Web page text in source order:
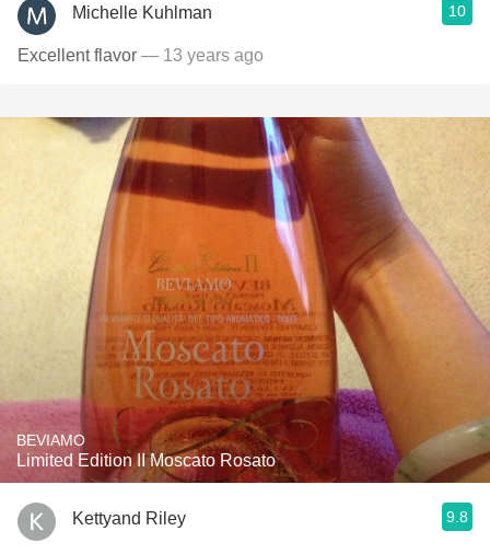
Michelle Kuhlman 10
Excellent flavor — 13 years ago
BEVIAMO
Limited Edition II Moscato Rosato
Kettyand Riley 9.8